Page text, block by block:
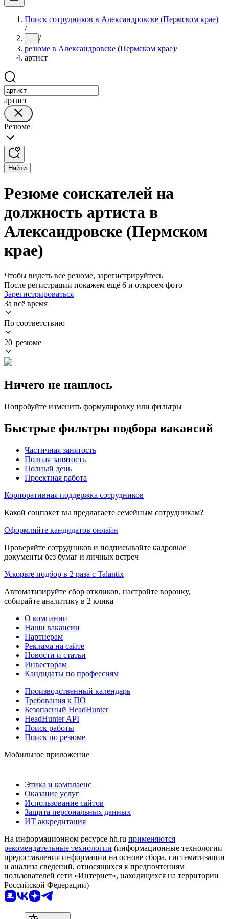
Поиск сотрудников в Александровске (Пермском крае)
/
... /
резюме в Александровске (Пермском крае)/
артист
артист
Резюме
Найти
Резюме соискателей на
должность артиста в
Александровске (Пермском
крае)
Чтобы видеть все резюме, зарегистрируйтесь
После регистрации покажем ещё 6 и откроем фото
Зарегистрироваться
За всё время
По соответствию
20 резюме
Ничего не нашлось
Попробуйте изменить формулировку или фильтры
Быстрые фильтры подбора вакансий
Частичная занятость
Полная занятость
Полный день
Проектная работа
Корпоративная поддержка сотрудников
Какой соцпакет вы предлагаете семейным сотрудникам?
Оформляйте кандидатов онлайн
Проверяйте сотрудников и подписывайте кадровые
документы без бумаг и личных встреч
Ускорьте подбор в 2 раза с Talantix
Автоматизируйте сбор откликов, настройте воронку,
собирайте аналитику в 2 клика
О компании
Наши вакансии
Партнерам
Реклама на сайте
Новости и статьи
Инвесторам
Кандидаты по профессиям
Производственный календарь
Требования к ПО
Безопасный HeadHunter
HeadHunter API
Поиск работы
Поиск по резюме
Мобильное приложение
Этика и комплаенс
Оказание услуг
Использование сайтов
Защита персональных данных
ИТ аккредитация
На информационном ресурсе hh.ru применяются
рекомендательные технологии (информационные технологии
предоставления информации на основе сбора, систематизации
и анализа сведений, относящихся к предпочтениям
пользователей сети «Интернет», находящихся на территории
Российской Федерации)